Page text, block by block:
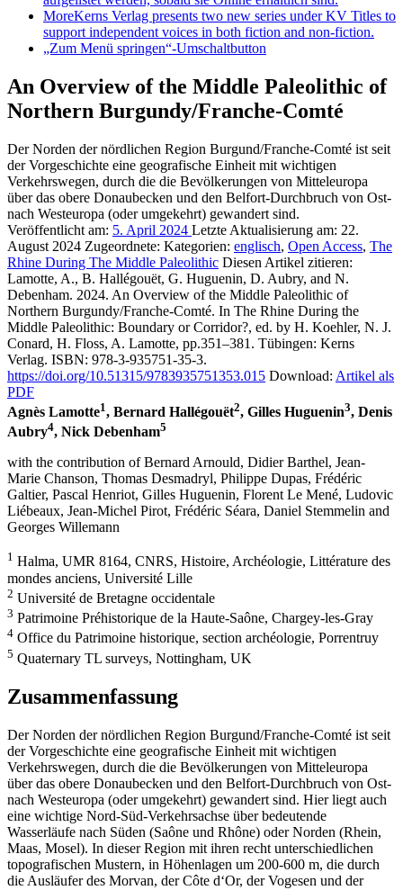
MoreKerns Verlag presents two new series under KV Titles to
support independent voices in both fiction and non-fiction.
„Zum Menü springen“-Umschaltbutton
An Overview of the Middle Paleolithic of
Northern Burgundy/Franche-Comté
Der Norden der nördlichen Region Burgund/Franche-Comté ist seit
der Vorgeschichte eine geografische Einheit mit wichtigen
Verkehrswegen, durch die die Bevölkerungen von Mitteleuropa
über das obere Donaubecken und den Belfort-Durchbruch von Ost-
nach Westeuropa (oder umgekehrt) gewandert sind.
Veröffentlicht am: 5. April 2024 Letzte Aktualisierung am: 22.
August 2024 Zugeordnete: Kategorien: englisch, Open Access, The
Rhine During The Middle Paleolithic Diesen Artikel zitieren:
Lamotte, A., B. Hallégouët, G. Huguenin, D. Aubry, and N.
Debenham. 2024. An Overview of the Middle Paleolithic of
Northern Burgundy/Franche-Comté. In The Rhine During the
Middle Paleolithic: Boundary or Corridor?, ed. by H. Koehler, N. J.
Conard, H. Floss, A. Lamotte, pp.351–381. Tübingen: Kerns
Verlag. ISBN: 978-3-935751-35-3.
https://doi.org/10.51315/9783935751353.015 Download: Artikel als
PDF
Agnès Lamotte1, Bernard Hallégouët2, Gilles Huguenin3, Denis
Aubry4, Nick Debenham5
with the contribution of Bernard Arnould, Didier Barthel, Jean-
Marie Chanson, Thomas Desmadryl, Philippe Dupas, Frédéric
Galtier, Pascal Henriot, Gilles Huguenin, Florent Le Mené, Ludovic
Liébeaux, Jean-Michel Pirot, Frédéric Séara, Daniel Stemmelin and
Georges Willemann
1 Halma, UMR 8164, CNRS, Histoire, Archéologie, Littérature des
mondes anciens, Université Lille
2 Université de Bretagne occidentale
3 Patrimoine Préhistorique de la Haute-Saône, Chargey-les-Gray
4 Office du Patrimoine historique, section archéologie, Porrentruy
5 Quaternary TL surveys, Nottingham, UK
Zusammenfassung
Der Norden der nördlichen Region Burgund/Franche-Comté ist seit
der Vorgeschichte eine geografische Einheit mit wichtigen
Verkehrswegen, durch die die Bevölkerungen von Mitteleuropa
über das obere Donaubecken und den Belfort-Durchbruch von Ost-
nach Westeuropa (oder umgekehrt) gewandert sind. Hier liegt auch
eine wichtige Nord-Süd-Verkehrsachse über bedeutende
Wasserläufe nach Süden (Saône und Rhône) oder Norden (Rhein,
Maas, Mosel). In dieser Region mit ihren recht unterschiedlichen
topografischen Mustern, in Höhenlagen um 200-600 m, die durch
die Ausläufer des Morvan, der Côte d‘Or, der Vogesen und der